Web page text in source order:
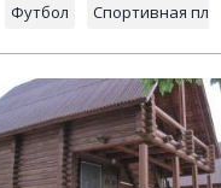
Футбол Спортивная